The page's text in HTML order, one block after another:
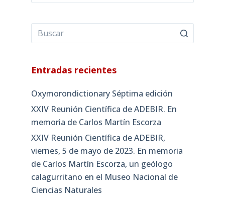
Entradas recientes
Oxymorondictionary Séptima edición
XXIV Reunión Científica de ADEBIR. En
memoria de Carlos Martín Escorza
XXIV Reunión Científica de ADEBIR,
viernes, 5 de mayo de 2023. En memoria
de Carlos Martín Escorza, un geólogo
calagurritano en el Museo Nacional de
Ciencias Naturales